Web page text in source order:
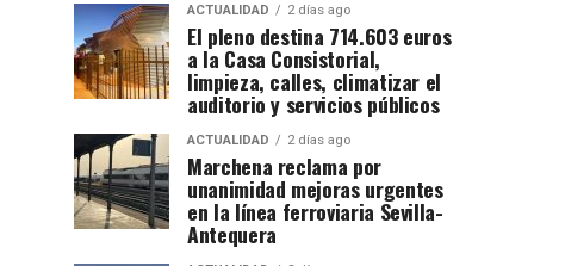
ACTUALIDAD 2 días ago
El pleno destina 714.603 euros
a la Casa Consistorial,
limpieza, calles, climatizar el
auditorio y servicios públicos
ACTUALIDAD 2 días ago
Marchena reclama por
unanimidad mejoras urgentes
en la línea ferroviaria Sevilla-
Antequera